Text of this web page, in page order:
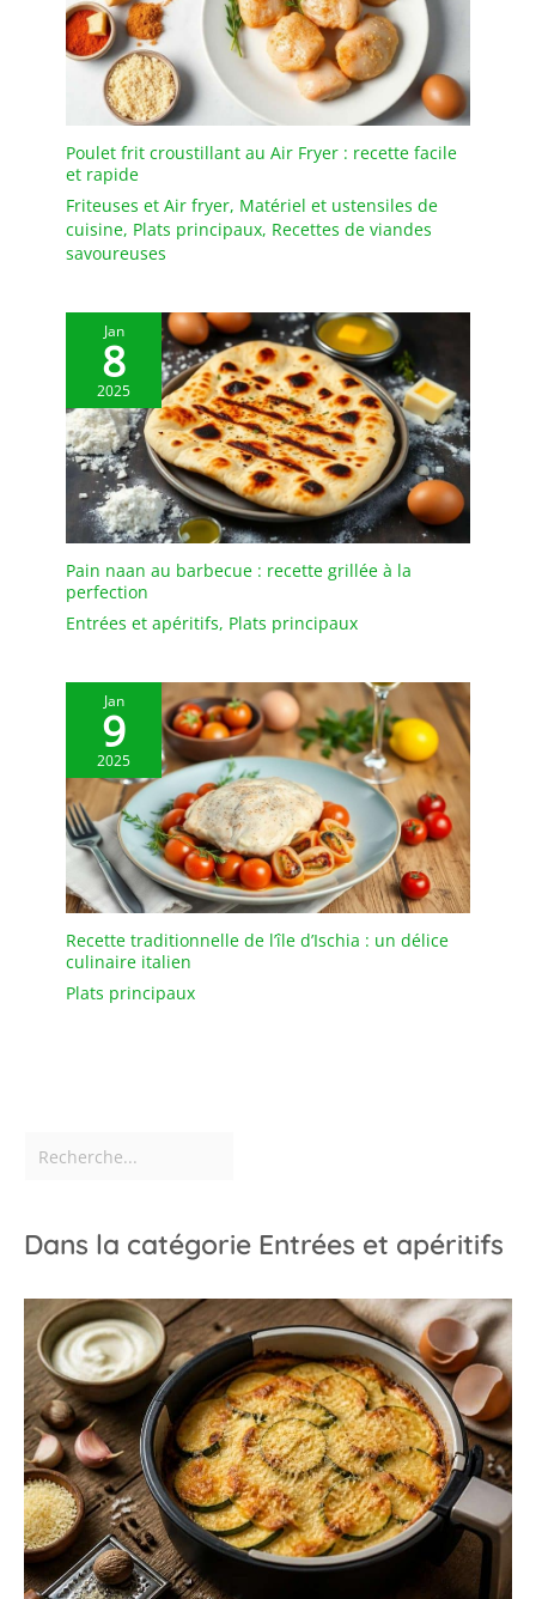
une table basse ou un
buffet. ✔ VERRE
RÉSISTANT ET ENTRETIEN
FACILE: Fabriqué en verre
transparent de qualité,
ce plat de service est
nettoyer pour une
utilisation quotidienne
Poulet frit croustillant au Air Fryer : recette facile
et rapide
Friteuses et Air fryer, Matériel et ustensiles de
cuisine, Plats principaux, Recettes de viandes
savoureuses
Jan
8
2025
Pain naan au barbecue : recette grillée à la
perfection
Entrées et apéritifs, Plats principaux
Jan
9
2025
Recette traditionnelle de l’île d’Ischia : un délice
culinaire italien
Plats principaux
Dans la catégorie Entrées et apéritifs